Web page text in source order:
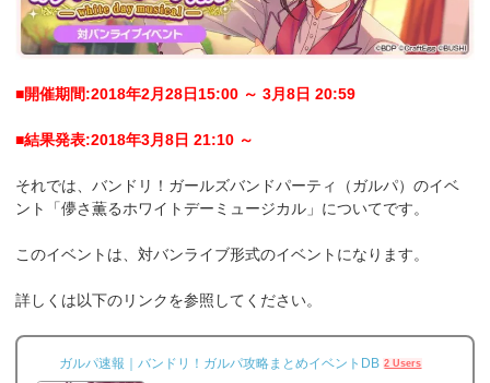
■開催期間:2018年2月28日15:00 ～ 3月8日 20:59
■結果発表:2018年3月8日 21:10 ～
それでは、バンドリ！ガールズバンドパーティ（ガルパ）のイベ
ント「儚さ薫るホワイトデーミュージカル」についてです。
このイベントは、対バンライブ形式のイベントになります。
詳しくは以下のリンクを参照してください。
ガルパ速報｜バンドリ！ガルパ攻略まとめイベントDB 2 Users